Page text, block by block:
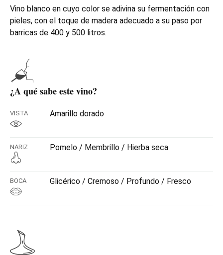
Vino blanco en cuyo color se adivina su fermentación con
pieles, con el toque de madera adecuado a su paso por
barricas de 400 y 500 litros.
¿A qué sabe este vino?
VISTA Amarillo dorado
NARIZ Pomelo / Membrillo / Hierba seca
BOCA Glicérico / Cremoso / Profundo / Fresco